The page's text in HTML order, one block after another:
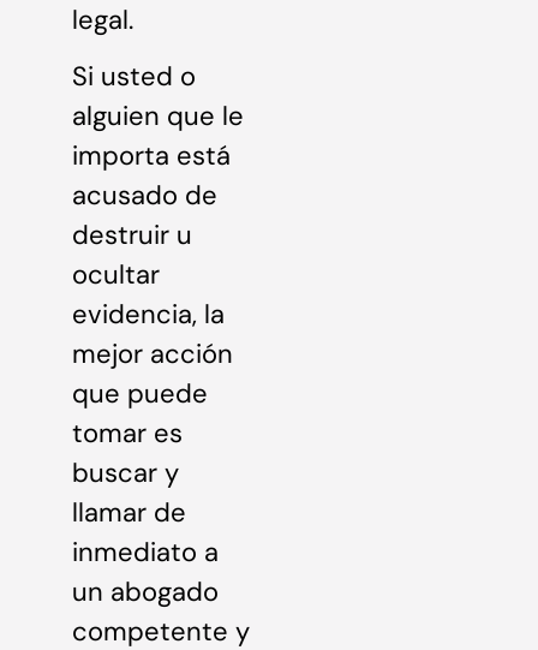
legal.
Si usted o
alguien que le
importa está
acusado de
destruir u
ocultar
evidencia, la
mejor acción
que puede
tomar es
buscar y
llamar de
inmediato a
un abogado
competente y